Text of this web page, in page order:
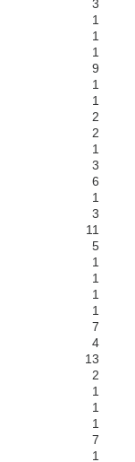
3
1
1
1
9
1
1
2
2
1
3
6
1
3
11
5
1
1
1
1
7
4
13
2
1
1
1
7
1